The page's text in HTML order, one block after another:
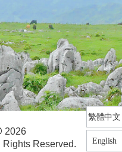
繁體中文
English
2026
Reserved.